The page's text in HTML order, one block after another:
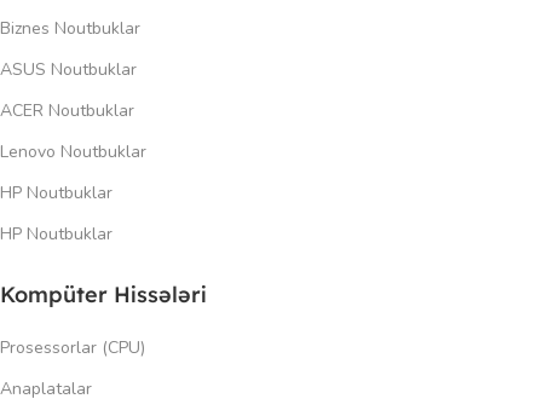
Biznes Noutbuklar
ASUS Noutbuklar
ACER Noutbuklar
Lenovo Noutbuklar
HP Noutbuklar
HP Noutbuklar
Kompüter Hissələri
Prosessorlar (CPU)
Anaplatalar